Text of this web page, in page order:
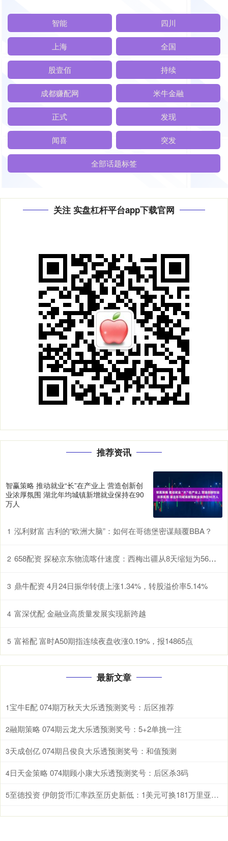
智能 四川
上海 全国
股壹佰 持续
成都赚配网 米牛金融
正式 发现
闻喜 突发
全部话题标签
关注 实盘杠杆平台app下载官网
推荐资讯
智赢策略 推动就业“长”在产业上 营造创新创
业浓厚氛围 湖北年均城镇新增就业保持在90
万人
1 泓利财富 吉利的“欧洲大脑”：如何在哥德堡密谋颠覆BBA？
2 658配资 探秘京东物流喀什速度：西梅出疆从8天缩短为56小时
3 鼎牛配资 4月24日振华转债上涨1.34%，转股溢价率5.14%
4 富深优配 金融业高质量发展实现新跨越
5 富裕配 富时A50期指连续夜盘收涨0.19%，报14865点
最新文章
1宝牛E配 074期万秋天大乐透预测奖号：后区推荐
2融期策略 074期云龙大乐透预测奖号：5+2单挑一注
3天成创亿 074期吕俊良大乐透预测奖号：和值预测
4日天金策略 074期顾小康大乐透预测奖号：后区杀3码
5 至德投资 伊朗货币汇率跌至历史新低：1美元可换181万里亚尔！伊朗上月发行1000万面值新钞